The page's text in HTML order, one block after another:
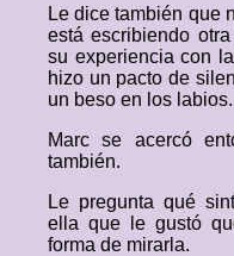
Le dice también que
está escribiendo
su experiencia con
hizo un pacto de
un beso en los labios.
Marc se acercó
también.
Le pregunta qué
ella que le gustó
forma de mirarla.